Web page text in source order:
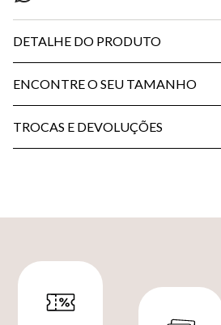
DETALHE DO PRODUTO
ENCONTRE O SEU TAMANHO
TROCAS E DEVOLUÇÕES